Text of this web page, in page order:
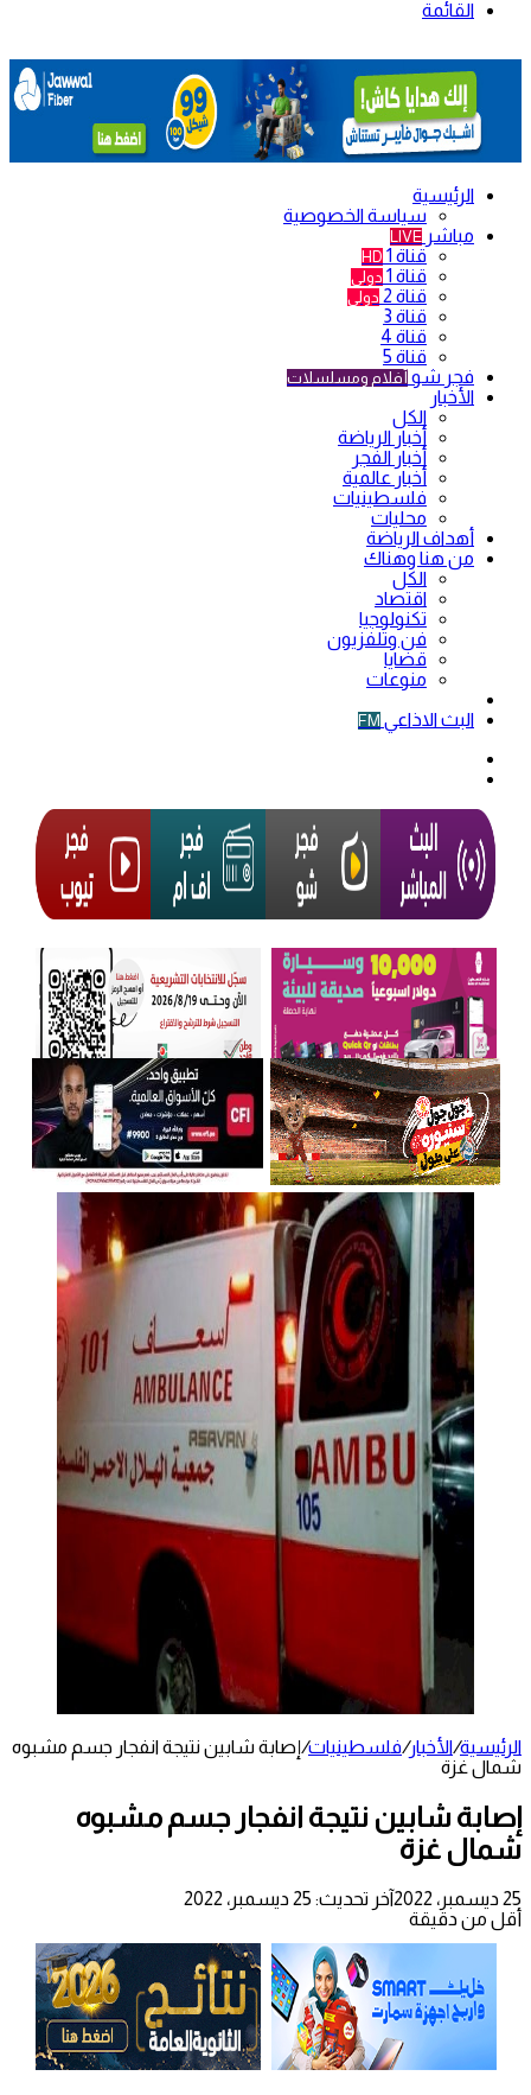
القائمة
الرئيسية
سياسة الخصوصية
مباشر LIVE
قناة 1 HD
قناة 1 دولي
قناة 2 دولي
قناة 3
قناة 4
قناة 5
فجر شو أفلام ومسلسلات
الأخبار
الكل
أخبار الرياضة
أخبار الفجر
أخبار عالمية
فلسطينيات
محليات
أهداف الرياضة
من هنا وهناك
الكل
اقتصاد
تكنولوجيا
فن وتلفزيون
قضايا
منوعات
البث الاذاعي FM
الرئيسية/الأخبار/فلسطينيات/إصابة شابين نتيجة انفجار جسم مشبوه
شمال غزة
إصابة شابين نتيجة انفجار جسم مشبوه
شمال غزة
25 ديسمبر، 2022
آخر تحديث: 25 ديسمبر، 2022
أقل من دقيقة